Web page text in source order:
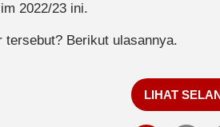
2022/23 ini.
tersebut? Berikut ulasannya.
LIHAT